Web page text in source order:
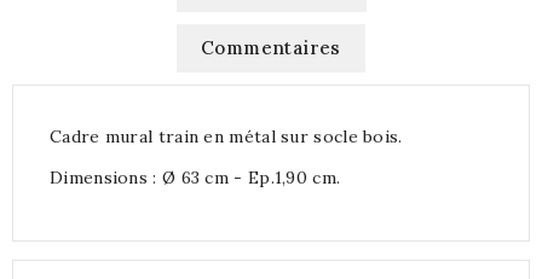
Commentaires
Cadre mural train en métal sur socle bois.
Dimensions : Ø 63 cm - Ep.1,90 cm.